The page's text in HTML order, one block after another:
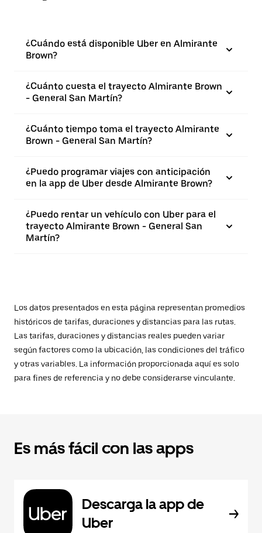
¿Cuándo está disponible Uber en Almirante
Brown?
¿Cuánto cuesta el trayecto Almirante Brown
- General San Martín?
¿Cuánto tiempo toma el trayecto Almirante
Brown - General San Martín?
¿Puedo programar viajes con anticipación
en la app de Uber desde Almirante Brown?
¿Puedo rentar un vehículo con Uber para el
trayecto Almirante Brown - General San
Martín?
Los datos presentados en esta página representan promedios
históricos de tarifas, duraciones y distancias para las rutas.
Las tarifas, duraciones y distancias reales pueden variar
según factores como la ubicación, las condiciones del tráfico
y otras variables. La información proporcionada aquí es solo
para fines de referencia y no debe considerarse vinculante.
Es más fácil con las apps
Descarga la app de
Uber